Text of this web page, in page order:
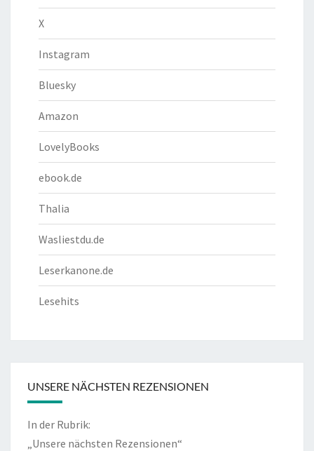
X
Instagram
Bluesky
Amazon
LovelyBooks
ebook.de
Thalia
Wasliestdu.de
Leserkanone.de
Lesehits
UNSERE NÄCHSTEN REZENSIONEN
In der Rubrik:
„Unsere nächsten Rezensionen“